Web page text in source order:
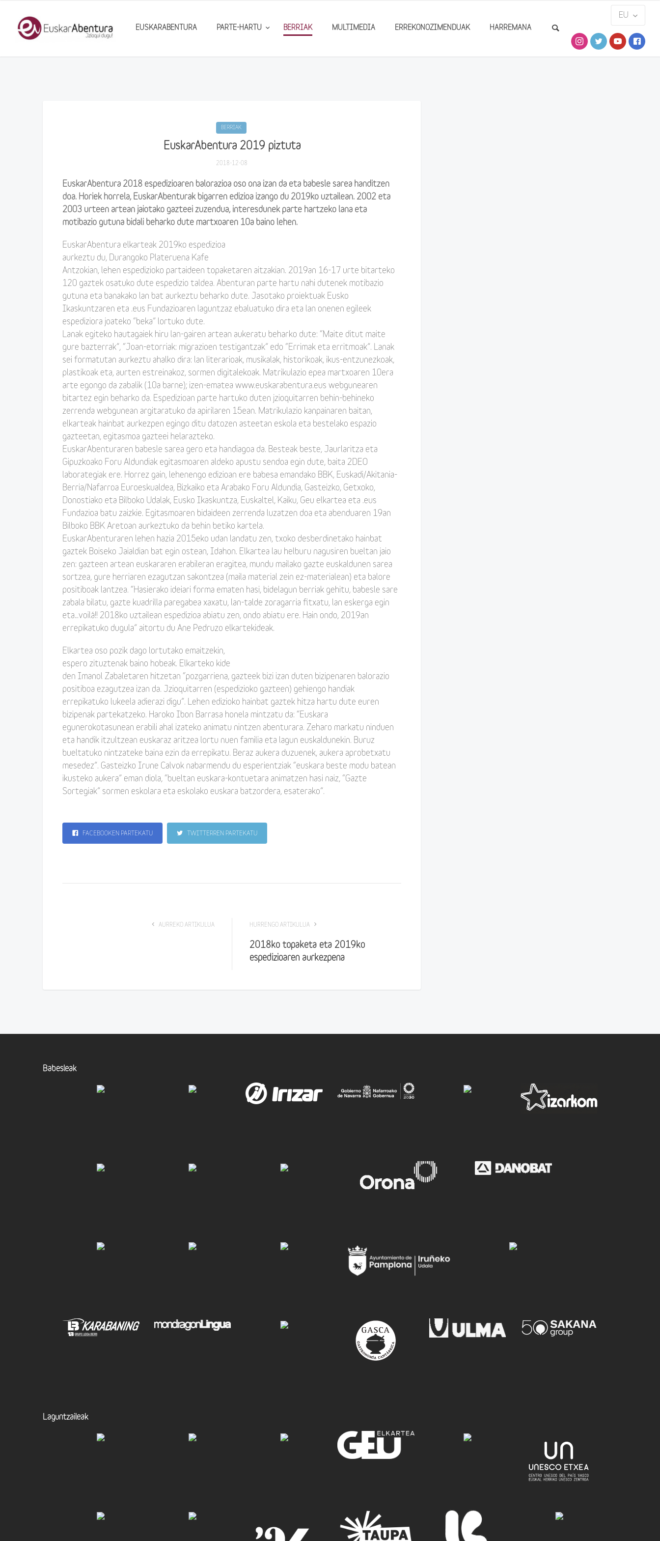
EUSKARABENTURA PARTE-HARTU BERRIAK MULTIMEDIA ERREKONOZIMENDUAK HARREMANA
BERRIAK
EuskarAbentura 2019 piztuta
2018-12-08
EuskarAbentura 2018 espedizioaren balorazioa oso ona izan da eta babesle sarea handitzen
doa. Horiek horrela, EuskarAbenturak bigarren edizioa izango du 2019ko uztailean. 2002 eta
2003 urteen artean jaiotako gazteei zuzendua, interesdunek parte hartzeko lana eta
motibazio gutuna bidali beharko dute martxoaren 10a baino lehen.
EuskarAbentura elkarteak 2019ko espedizioa
aurkeztu du, Durangoko Plateruena Kafe
Antzokian, lehen espedizioko partaideen topaketaren aitzakian. 2019an 16-17 urte bitarteko
120 gaztek osatuko dute espedizio taldea. Abenturan parte hartu nahi dutenek motibazio
gutuna eta banakako lan bat aurkeztu beharko dute. Jasotako proiektuak Eusko
Ikaskuntzaren eta .eus Fundazioaren laguntzaz ebaluatuko dira eta lan onenen egileek
espediziora joateko “beka” lortuko dute.
Lanak egiteko hautagaiek hiru lan-gairen artean aukeratu beharko dute: “Maite ditut maite
gure bazterrak”, “Joan-etorriak: migrazioen testigantzak” edo “Errimak eta erritmoak”. Lanak
sei formatutan aurkeztu ahalko dira: lan literarioak, musikalak, historikoak, ikus-entzunezkoak,
plastikoak eta, aurten estreinakoz, sormen digitalekoak. Matrikulazio epea martxoaren 10era
arte egongo da zabalik (10a barne); izen-ematea www.euskarabentura.eus webgunearen
bitartez egin beharko da. Espedizioan parte hartuko duten jzioquitarren behin-behineko
zerrenda webgunean argitaratuko da apirilaren 15ean. Matrikulazio kanpainaren baitan,
elkarteak hainbat aurkezpen egingo ditu datozen asteetan eskola eta bestelako espazio
gazteetan, egitasmoa gazteei helarazteko.
EuskarAbenturaren babesle sarea gero eta handiagoa da. Besteak beste, Jaurlaritza eta
Gipuzkoako Foru Aldundiak egitasmoaren aldeko apustu sendoa egin dute, baita 2DEO
laborategiak ere. Horrez gain, lehenengo edizioan ere babesa emandako BBK, Euskadi/Akitania-
Berria/Nafarroa Euroeskualdea, Bizkaiko eta Arabako Foru Aldundia, Gasteizko, Getxoko,
Donostiako eta Bilboko Udalak, Eusko Ikaskuntza, Euskaltel, Kaiku, Geu elkartea eta .eus
Fundazioa batu zaizkie. Egitasmoaren bidaideen zerrenda luzatzen doa eta abenduaren 19an
Bilboko BBK Aretoan aurkeztuko da behin betiko kartela.
EuskarAbenturaren lehen hazia 2015eko udan landatu zen, txoko desberdinetako hainbat
gaztek Boiseko Jaialdian bat egin ostean, Idahon. Elkartea lau helburu nagusiren bueltan jaio
zen: gazteen artean euskararen erabileran eragitea, mundu mailako gazte euskaldunen sarea
sortzea, gure herriaren ezagutzan sakontzea (maila material zein ez-materialean) eta balore
positiboak lantzea. “Hasierako ideiari forma ematen hasi, bidelagun berriak gehitu, babesle sare
zabala bilatu, gazte kuadrilla paregabea xaxatu, lan-talde zoragarria fitxatu, lan eskerga egin
eta…voilá!! 2018ko uztailean espedizioa abiatu zen, ondo abiatu ere. Hain ondo, 2019an
errepikatuko dugula” aitortu du Ane Pedruzo elkartekideak.
Elkartea oso pozik dago lortutako emaitzekin,
espero zituztenak baino hobeak. Elkarteko kide
den Imanol Zabaletaren hitzetan “pozgarriena, gazteek bizi izan duten bizipenaren balorazio
positiboa ezagutzea izan da. Jzioquitarren (espedizioko gazteen) gehiengo handiak
errepikatuko lukeela adierazi digu”. Lehen edizioko hainbat gaztek hitza hartu dute euren
bizipenak partekatzeko. Haroko Ibon Barrasa honela mintzatu da: “Euskara
egunerokotasunean erabili ahal izateko animatu nintzen abenturara. Zeharo markatu ninduen
eta handik itzultzean euskaraz aritzea lortu nuen familia eta lagun euskaldunekin. Buruz
bueltatuko nintzateke baina ezin da errepikatu. Beraz aukera duzuenek, aukera aprobetxatu
mesedez”. Gasteizko Irune Calvok nabarmendu du esperientziak “euskara beste modu batean
ikusteko aukera” eman diola, “bueltan euskara-kontuetara animatzen hasi naiz, “Gazte
Sortegiak” sormen eskolara eta eskolako euskara batzordera, esaterako”.
FACEBOOKEN PARTEKATU TWITTERREN PARTEKATU
AURREKO ARTIKULUA HURRENGO ARTIKULUA
2018ko topaketa eta 2019ko
espedizioaren aurkezpena
Babesleak
Laguntzaileak